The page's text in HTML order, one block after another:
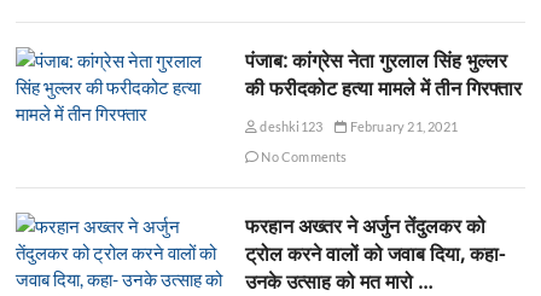
पंजाब: कांग्रेस नेता गुरलाल सिंह भुल्लर
की फरीदकोट हत्या मामले में तीन गिरफ्तार
deshki123
February 21, 2021
No Comments
फरहान अख्तर ने अर्जुन तेंदुलकर को
ट्रोल करने वालों को जवाब दिया, कहा-
उनके उत्साह को मत मारो …